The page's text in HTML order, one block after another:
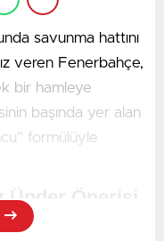
savunma hattını
veren Fenerbahçe,
bir hamleye
başında yer alan
formülüyle
Ünder Önerisi
kazandırmak